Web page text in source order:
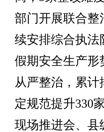
部门开展联合整
续安排综合执法
假期安全生产形
从严整治，累计
定规范提升330
现场推进会、县